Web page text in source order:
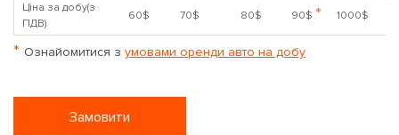
Ціна за добу(з
ПДВ)
60$ 70$ 80$ 90$ * 1000$
* Ознайомитися з умовами оренди авто на добу
Замовити